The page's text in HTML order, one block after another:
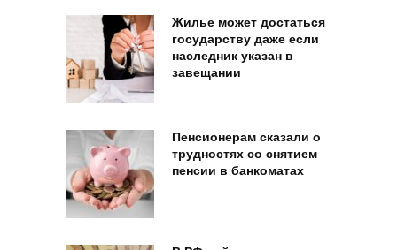
Жилье может достаться
государству даже если
наследник указан в
завещании
Пенсионерам сказали о
трудностях со снятием
пенсии в банкоматах